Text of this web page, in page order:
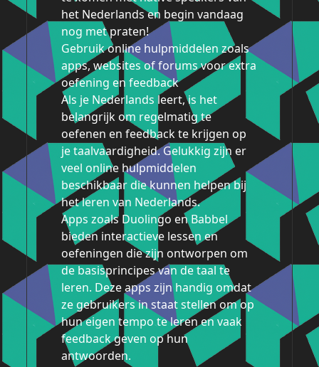
het Nederlands en begin vandaag
nog met praten!
Gebruik online hulpmiddelen zoals
apps, websites of forums voor extra
oefening en feedback
Als je Nederlands leert, is het
belangrijk om regelmatig te
oefenen en feedback te krijgen op
je taalvaardigheid. Gelukkig zijn er
veel online hulpmiddelen
beschikbaar die kunnen helpen bij
het leren van Nederlands.
Apps zoals Duolingo en Babbel
bieden interactieve lessen en
oefeningen die zijn ontworpen om
de basisprincipes van de taal te
leren. Deze apps zijn handig omdat
ze gebruikers in staat stellen om op
hun eigen tempo te leren en vaak
feedback geven op hun
antwoorden.